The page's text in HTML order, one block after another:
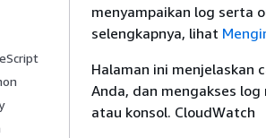
menyampaikan log serta
selengkapnya, lihat
Halaman ini menjelaskan
Anda, dan mengakses
atau konsol. CloudWatch